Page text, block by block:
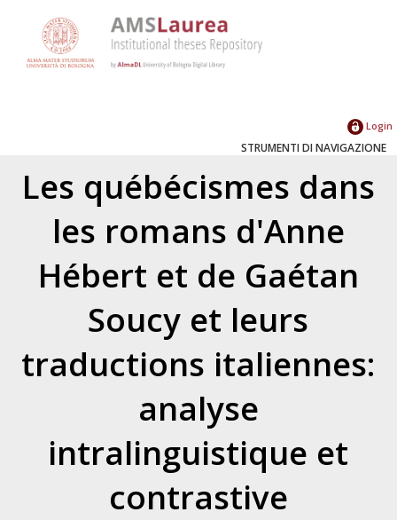
Login
STRUMENTI DI NAVIGAZIONE
Les québécismes dans
les romans d'Anne
Hébert et de Gaétan
Soucy et leurs
traductions italiennes:
analyse
intralinguistique et
contrastive